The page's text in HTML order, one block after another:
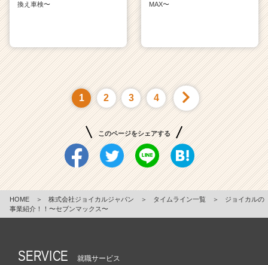
換え車検〜
MAX〜
1 2 3 4
このページをシェアする
HOME ＞ 株式会社ジョイカルジャパン ＞ タイムライン一覧 ＞
ジョイカルの
事業紹介！！〜セブンマックス〜
SERVICE 就職サービス